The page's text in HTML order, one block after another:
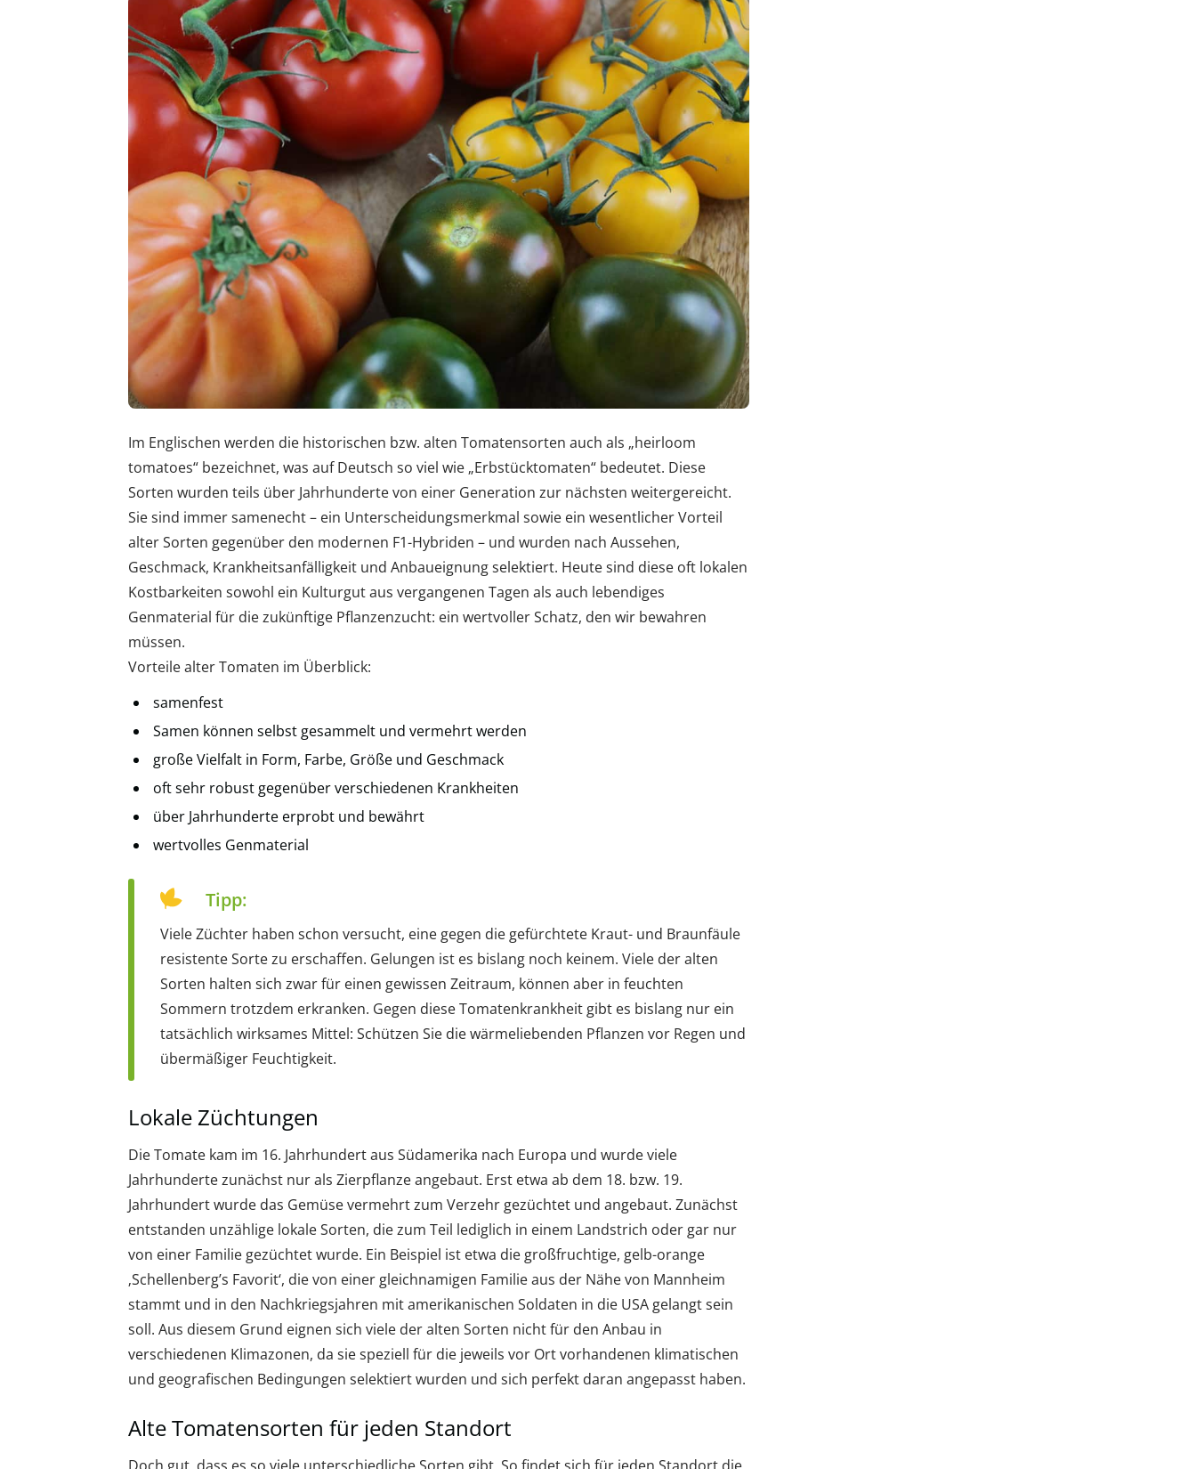
Im Englischen werden die historischen bzw. alten Tomatensorten auch als „heirloom
tomatoes“ bezeichnet, was auf Deutsch so viel wie „Erbstücktomaten“ bedeutet. Diese
Sorten wurden teils über Jahrhunderte von einer Generation zur nächsten weitergereicht.
Sie sind immer samenecht – ein Unterscheidungsmerkmal sowie ein wesentlicher Vorteil
alter Sorten gegenüber den modernen F1-Hybriden – und wurden nach Aussehen,
Geschmack, Krankheitsanfälligkeit und Anbaueignung selektiert. Heute sind diese oft lokalen
Kostbarkeiten sowohl ein Kulturgut aus vergangenen Tagen als auch lebendiges
Genmaterial für die zukünftige Pflanzenzucht: ein wertvoller Schatz, den wir bewahren
müssen.
Vorteile alter Tomaten im Überblick:
samenfest
Samen können selbst gesammelt und vermehrt werden
große Vielfalt in Form, Farbe, Größe und Geschmack
oft sehr robust gegenüber verschiedenen Krankheiten
über Jahrhunderte erprobt und bewährt
wertvolles Genmaterial
Tipp:
Viele Züchter haben schon versucht, eine gegen die gefürchtete Kraut- und Braunfäule
resistente Sorte zu erschaffen. Gelungen ist es bislang noch keinem. Viele der alten
Sorten halten sich zwar für einen gewissen Zeitraum, können aber in feuchten
Sommern trotzdem erkranken. Gegen diese Tomatenkrankheit gibt es bislang nur ein
tatsächlich wirksames Mittel: Schützen Sie die wärmeliebenden Pflanzen vor Regen und
übermäßiger Feuchtigkeit.
Lokale Züchtungen
Die Tomate kam im 16. Jahrhundert aus Südamerika nach Europa und wurde viele
Jahrhunderte zunächst nur als Zierpflanze angebaut. Erst etwa ab dem 18. bzw. 19.
Jahrhundert wurde das Gemüse vermehrt zum Verzehr gezüchtet und angebaut. Zunächst
entstanden unzählige lokale Sorten, die zum Teil lediglich in einem Landstrich oder gar nur
von einer Familie gezüchtet wurde. Ein Beispiel ist etwa die großfruchtige, gelb-orange
‚Schellenberg’s Favorit‘, die von einer gleichnamigen Familie aus der Nähe von Mannheim
stammt und in den Nachkriegsjahren mit amerikanischen Soldaten in die USA gelangt sein
soll. Aus diesem Grund eignen sich viele der alten Sorten nicht für den Anbau in
verschiedenen Klimazonen, da sie speziell für die jeweils vor Ort vorhandenen klimatischen
und geografischen Bedingungen selektiert wurden und sich perfekt daran angepasst haben.
Alte Tomatensorten für jeden Standort